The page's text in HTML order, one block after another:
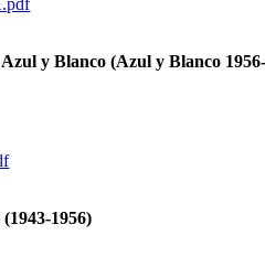
y Blanco (Azul y Blanco
1956)